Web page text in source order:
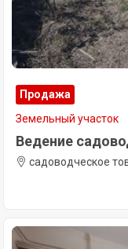
Продажа
Земельный участок
Ведение
садоводческое